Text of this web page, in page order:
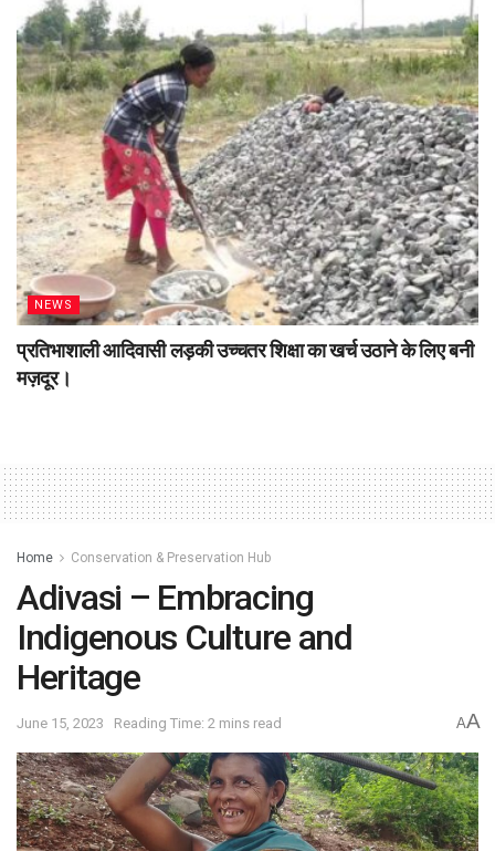
NEWS
प्रतिभाशाली आदिवासी लड़की उच्चतर शिक्षा का खर्च उठाने के लिए बनी
मज़दूर।
Home Conservation & Preservation Hub
Adivasi – Embracing
Indigenous Culture and
Heritage
June 15, 2023 Reading Time: 2 mins read AA